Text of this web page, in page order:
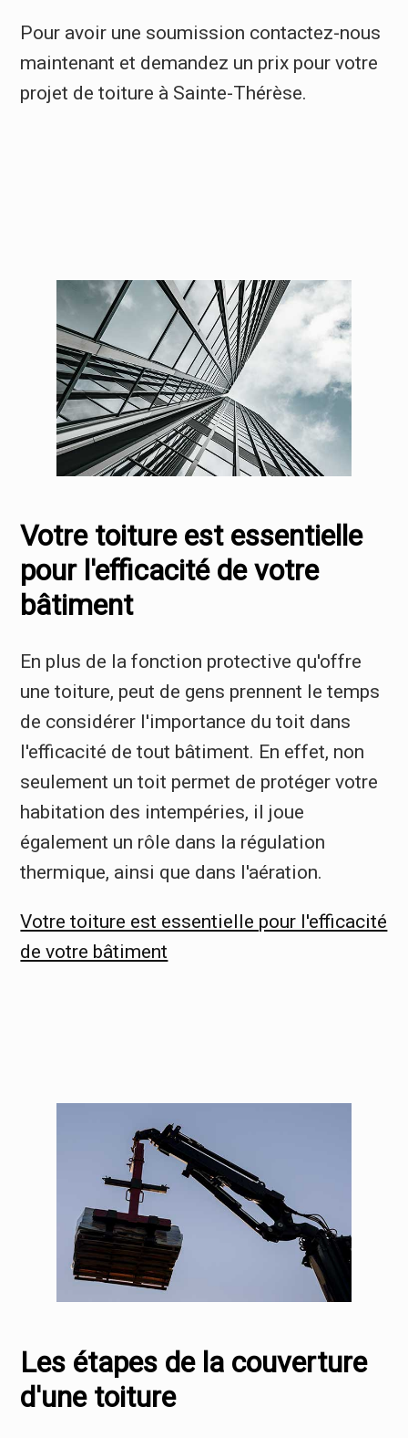
Pour avoir une soumission contactez-nous
maintenant et demandez un prix pour votre
projet de toiture à Sainte-Thérèse.
Votre toiture est essentielle
pour l'efficacité de votre
bâtiment
En plus de la fonction protective qu'offre
une toiture, peut de gens prennent le temps
de considérer l'importance du toit dans
l'efficacité de tout bâtiment. En effet, non
seulement un toit permet de protéger votre
habitation des intempéries, il joue
également un rôle dans la régulation
thermique, ainsi que dans l'aération.
Votre toiture est essentielle pour l'efficacité
de votre bâtiment
Les étapes de la couverture
d'une toiture